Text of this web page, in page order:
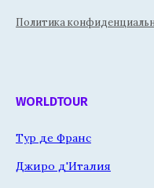
Политика
WORLDTOUR
Тур де Франс
Джиро д'Италия